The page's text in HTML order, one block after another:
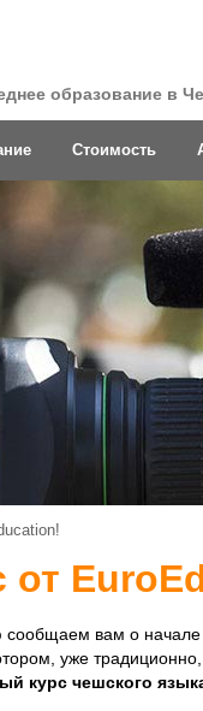
образование в
Стоимость
вам о начале
уже традиционно,
курс чешского